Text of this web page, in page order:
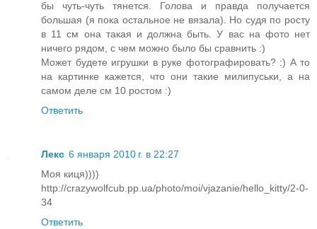
бы чуть-чуть тянется. Голова и правда получается
большая (я пока остальное не вязала). Но судя по росту
в 11 см она такая и должна быть. У вас на фото нет
ничего рядом, с чем можно было бы сравнить :)
Может будете игрушки в руке фотографировать? :) А то
на картинке кажется, что они такие милипуськи, а на
самом деле см 10 ростом :)
Ответить
Лекс 6 января 2010 г. в 22:27
Моя киця))))
http://crazywolfcub.pp.ua/photo/moi/vjazanie/hello_kitty/2-0-
34
Ответить